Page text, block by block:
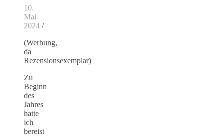
10.
Mai
2024 /
(Werbung,
da
Rezensionsexemplar)
Zu
Beginn
des
Jahres
hatte
ich
bereist